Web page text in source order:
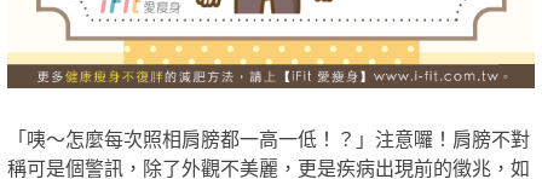
「咦～怎麼每次照相肩膀都一高一低！？」注意囉！肩膀不對
稱可是個警訊，除了外觀不美麗，更是疾病出現前的徵兆，如